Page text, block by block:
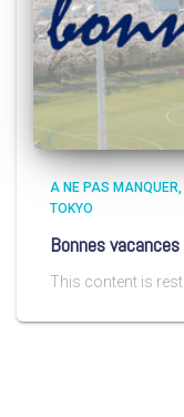
A NE PAS MANQUER
TOKYO
Bonnes vacances
This content is